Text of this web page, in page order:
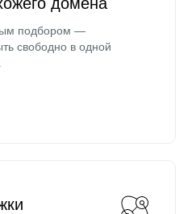
подбором —
свободно в одной